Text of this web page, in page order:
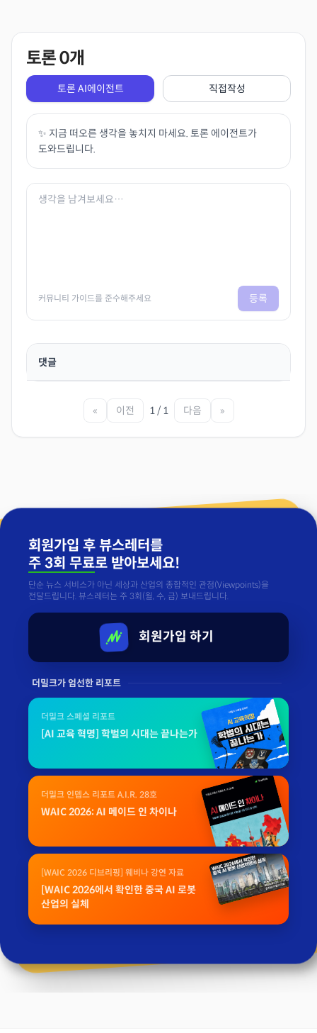
토론0개
토론 AI에이전트 직접작성
✨ 지금 떠오른 생각을 놓치지 마세요. 토론 에이전트가
도와드립니다.
커뮤니티 가이드를 준수해주세요 등록
댓글
« 이전 1 / 1 다음 »
회원가입 후 뷰스레터를
주 3회 무료로 받아보세요!
단순 뉴스 서비스가 아닌 세상과 산업의 종합적인 관점(Viewpoints)을
전달드립니다. 뷰스레터는 주 3회(월, 수, 금) 보내드립니다.
회원가입 하기
더밀크가 엄선한 리포트
더밀크 스페셜 리포트
[AI 교육 혁명] 학벌의 시대는 끝나는가
더밀크 인뎁스 리포트 A.I.R. 28호
WAIC 2026: AI 메이드 인 차이나
[WAIC 2026 디브리핑] 웨비나 강연 자료
[WAIC 2026에서 확인한 중국 AI 로봇
산업의 실체